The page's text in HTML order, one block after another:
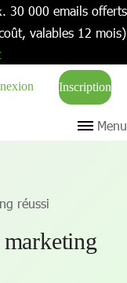
. 30 000 emails offerts
valables 12 mois)
Inscription
Menu
réussi